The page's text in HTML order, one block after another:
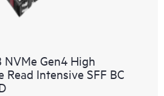
NVMe Gen4 High
Read Intensive SFF BC